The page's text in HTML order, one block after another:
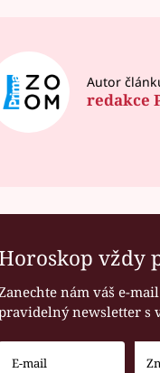
Autor
redakce
vždy
nám váš e-
newsletter s